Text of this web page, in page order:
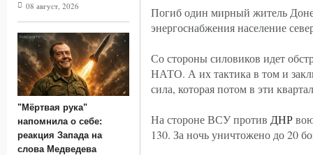
Погиб один мирный житель
энергоснабжения население
Со стороны силовиков идет
НАТО. А их тактика в том и
сила, которая потом в эти
На стороне ВСУ против ДНР
130. За ночь уничтожено до 20
08 август, 2026
"Мёртвая рука"
напомнила о себе:
реакция Запада на
слова Медведева